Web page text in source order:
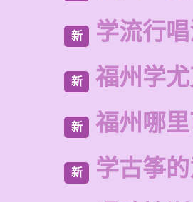
新 学流行
新 福州学
新 福州哪
新 学古筝